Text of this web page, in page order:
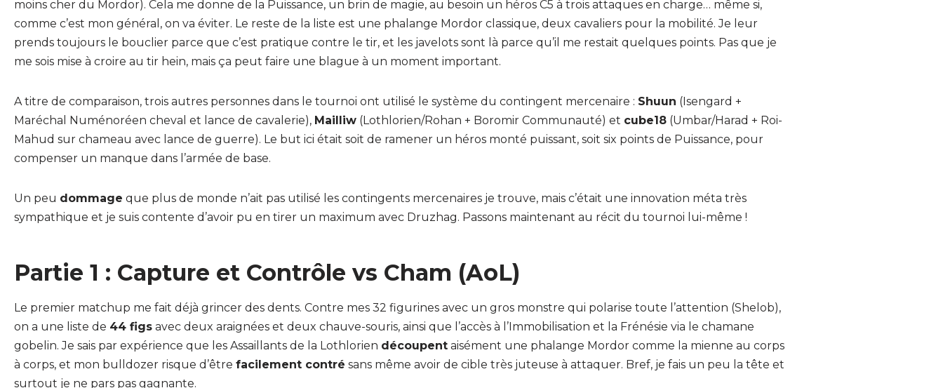
moins cher du Mordor). Cela me donne de la Puissance, un brin de magie, au besoin un héros C5 à trois attaques en charge… même si,
comme c’est mon général, on va éviter. Le reste de la liste est une phalange Mordor classique, deux cavaliers pour la mobilité. Je leur
prends toujours le bouclier parce que c’est pratique contre le tir, et les javelots sont là parce qu’il me restait quelques points. Pas que je
me sois mise à croire au tir hein, mais ça peut faire une blague à un moment important.
A titre de comparaison, trois autres personnes dans le tournoi ont utilisé le système du contingent mercenaire : Shuun (Isengard +
Maréchal Numénoréen cheval et lance de cavalerie), Mailliw (Lothlorien/Rohan + Boromir Communauté) et cube18 (Umbar/Harad + Roi-
Mahud sur chameau avec lance de guerre). Le but ici était soit de ramener un héros monté puissant, soit six points de Puissance, pour
compenser un manque dans l’armée de base.
Un peu dommage que plus de monde n’ait pas utilisé les contingents mercenaires je trouve, mais c’était une innovation méta très
sympathique et je suis contente d’avoir pu en tirer un maximum avec Druzhag. Passons maintenant au récit du tournoi lui-même !
Partie 1 : Capture et Contrôle vs Cham (AoL)
Le premier matchup me fait déjà grincer des dents. Contre mes 32 figurines avec un gros monstre qui polarise toute l’attention (Shelob),
on a une liste de 44 figs avec deux araignées et deux chauve-souris, ainsi que l’accès à l’Immobilisation et la Frénésie via le chamane
gobelin. Je sais par expérience que les Assaillants de la Lothlorien découpent aisément une phalange Mordor comme la mienne au corps
à corps, et mon bulldozer risque d’être facilement contré sans même avoir de cible très juteuse à attaquer. Bref, je fais un peu la tête et
surtout je ne pars pas gagnante.